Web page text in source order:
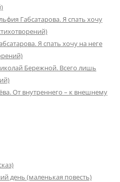
Габсатарова. Я спать хочу
Я спать хочу на неге
Бережной. Всего лишь
От внутреннего – к внешнему
день (маленькая повесть)